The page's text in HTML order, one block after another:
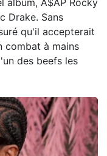
album, A$AP Rocky
Drake. Sans
qu'il accepterait
combat à mains
des beefs les